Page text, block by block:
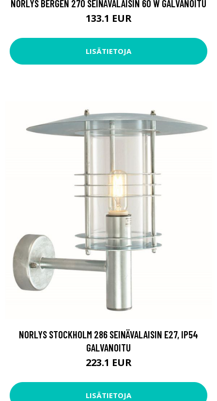
NORLYS BERGEN 270 SEINÄVALAISIN 60 W GALVANOITU
133.1 EUR
LISÄTIETOJA
NORLYS STOCKHOLM 286 SEINÄVALAISIN E27, IP54
GALVANOITU
223.1 EUR
LISÄTIETOJA